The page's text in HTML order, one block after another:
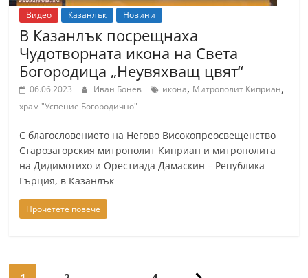
Видео Казанлък Новини
В Казанлък посрещнаха
Чудотворната икона на Света
Богородица „Неувяхващ цвят“
06.06.2023 Иван Бонев икона, Митрополит Киприан,
храм "Успение Богородично"
С благословението на Негово Високопреосвещенство
Старозагорския митрополит Киприан и митрополита
на Дидимотихо и Орестиада Дамаскин – Република
Гърция, в Казанлък
Прочетете повече
Навигация